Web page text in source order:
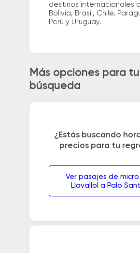
destinos internacionales
Bolivia, Brasil, Chile,
Perú y Uruguay.
Más opciones para tu
búsqueda
¿Estás buscando
precios para tu
Ver pasajes de
Llavallol a Palo